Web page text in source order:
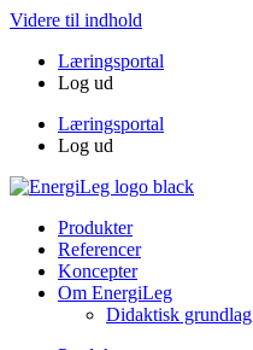
Videre til indhold
Læringsportal
Log ud
Læringsportal
Log ud
Produkter
Referencer
Koncepter
Om EnergiLeg
Didaktisk grundlag